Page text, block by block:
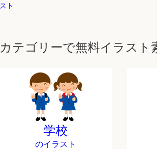
スト
カテゴリーで無料イラスト
学校
のイラスト